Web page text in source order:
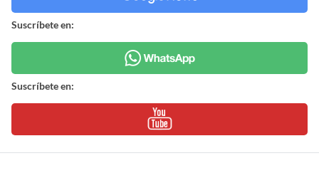
Suscríbete en:
Suscríbete en: